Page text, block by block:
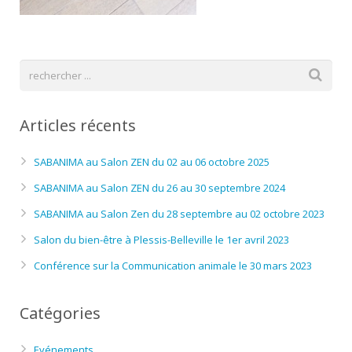
Articles récents
SABANIMA au Salon ZEN du 02 au 06 octobre 2025
SABANIMA au Salon ZEN du 26 au 30 septembre 2024
SABANIMA au Salon Zen du 28 septembre au 02 octobre 2023
Salon du bien-être à Plessis-Belleville le 1er avril 2023
Conférence sur la Communication animale le 30 mars 2023
Catégories